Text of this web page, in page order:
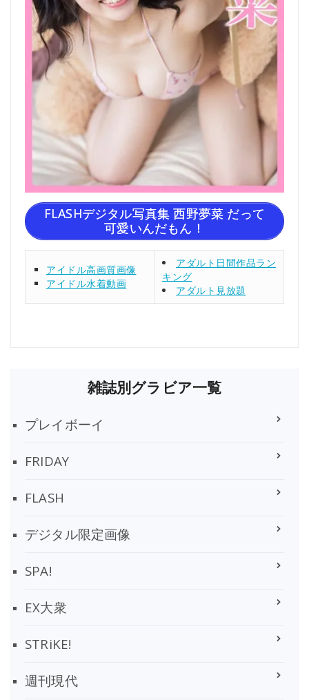
FLASHデジタル写真集 西野夢菜 だって
可愛いんだもん！
アイドル高画質画像
アイドル水着動画
アダルト日間作品ラン
キング
アダルト見放題
雑誌別グラビア一覧
プレイボーイ
FRIDAY
FLASH
デジタル限定画像
SPA!
EX大衆
STRiKE!
週刊現代